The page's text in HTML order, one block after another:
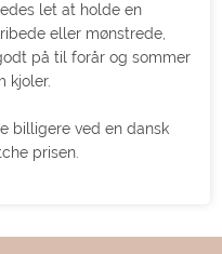
let at holde en
eller mønstrede,
på til forår og sommer
kjoler.
billigere ved en dansk
prisen.